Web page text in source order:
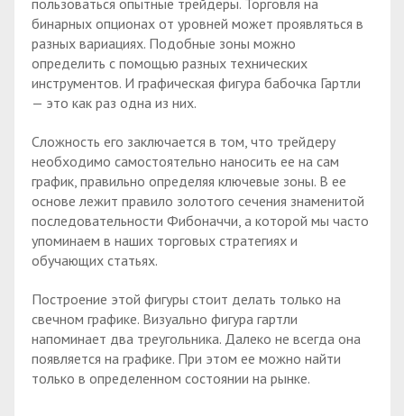
пользоваться опытные трейдеры. Торговля на
бинарных опционах от уровней может проявляться в
разных вариациях. Подобные зоны можно
определить с помощью разных технических
инструментов. И графическая фигура бабочка Гартли
— это как раз одна из них.
Сложность его заключается в том, что трейдеру
необходимо самостоятельно наносить ее на сам
график, правильно определяя ключевые зоны. В ее
основе лежит правило золотого сечения знаменитой
последовательности Фибоначчи, а которой мы часто
упоминаем в наших торговых стратегиях и
обучающих статьях.
Построение этой фигуры стоит делать только на
свечном графике. Визуально фигура гартли
напоминает два треугольника. Далеко не всегда она
появляется на графике. При этом ее можно найти
только в определенном состоянии на рынке.